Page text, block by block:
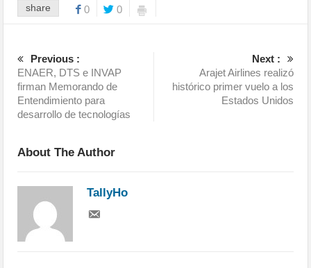
share 0 0
Previous :
ENAER, DTS e INVAP
firman Memorando de
Entendimiento para
desarrollo de tecnologías
Next :
Arajet Airlines realizó
histórico primer vuelo a los
Estados Unidos
About The Author
TallyHo